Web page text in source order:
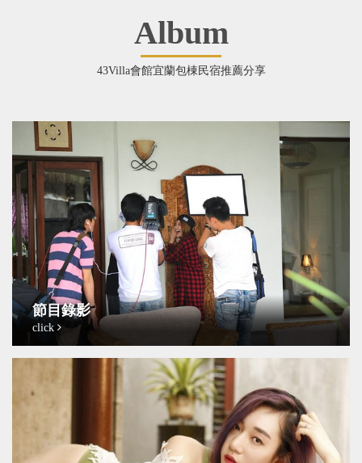
Album
43Villa會館宜蘭包棟民宿推薦分享
節目錄影
click